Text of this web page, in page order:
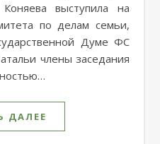
выступила на
по делам семьи,
Думе ФС
члены заседания
ДАЛЕЕ